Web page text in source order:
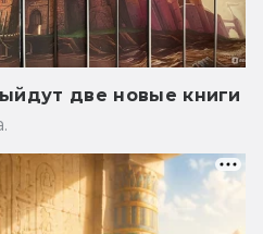
две новые книги